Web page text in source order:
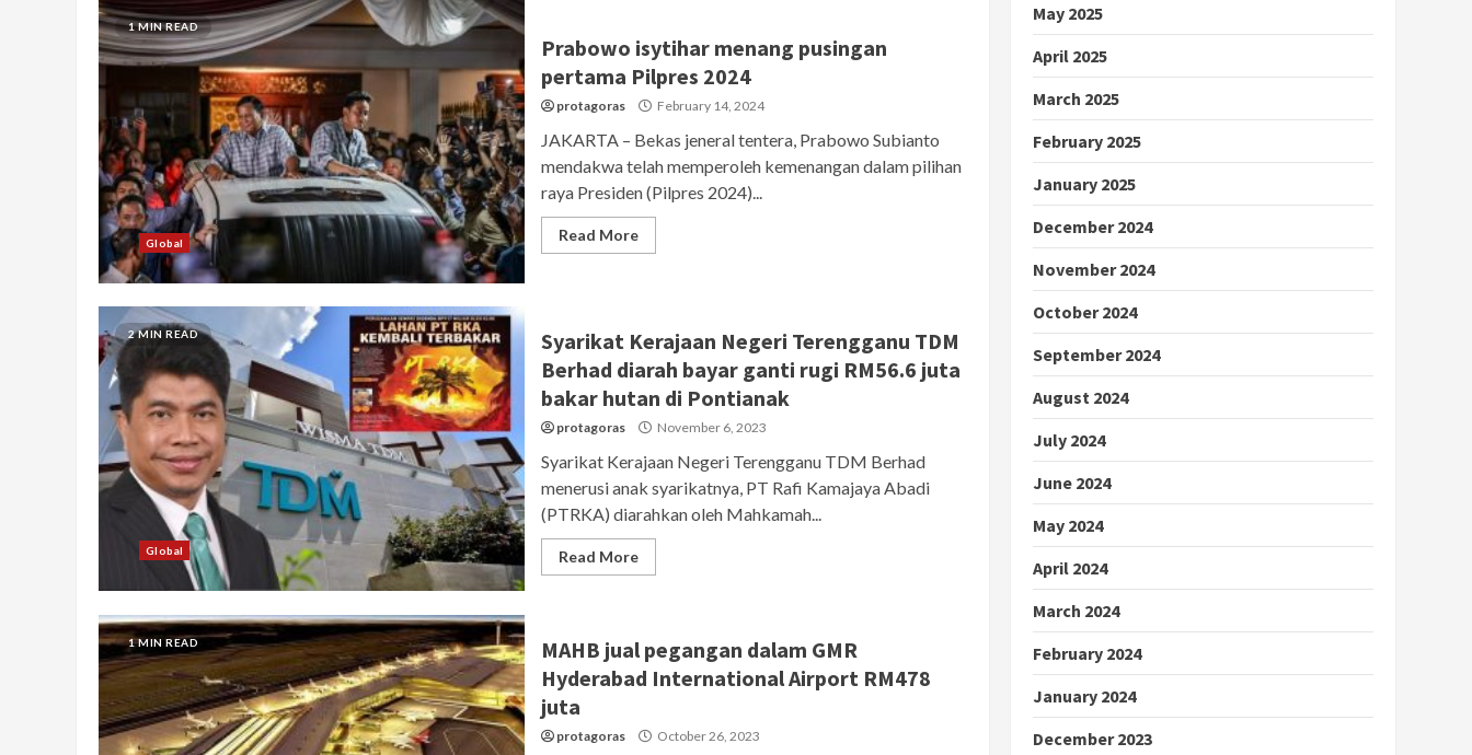
1 MIN READ
Global
Prabowo isytihar menang pusingan
pertama Pilpres 2024
protagoras February 14, 2024
JAKARTA – Bekas jeneral tentera, Prabowo Subianto
mendakwa telah memperoleh kemenangan dalam pilihan
raya Presiden (Pilpres 2024)...
Read More
2 MIN READ
Global
Syarikat Kerajaan Negeri Terengganu TDM
Berhad diarah bayar ganti rugi RM56.6 juta
bakar hutan di Pontianak
protagoras November 6, 2023
Syarikat Kerajaan Negeri Terengganu TDM Berhad
menerusi anak syarikatnya, PT Rafi Kamajaya Abadi
(PTRKA) diarahkan oleh Mahkamah...
Read More
1 MIN READ
MAHB jual pegangan dalam GMR
Hyderabad International Airport RM478
juta
protagoras October 26, 2023
May 2025
April 2025
March 2025
February 2025
January 2025
December 2024
November 2024
October 2024
September 2024
August 2024
July 2024
June 2024
May 2024
April 2024
March 2024
February 2024
January 2024
December 2023